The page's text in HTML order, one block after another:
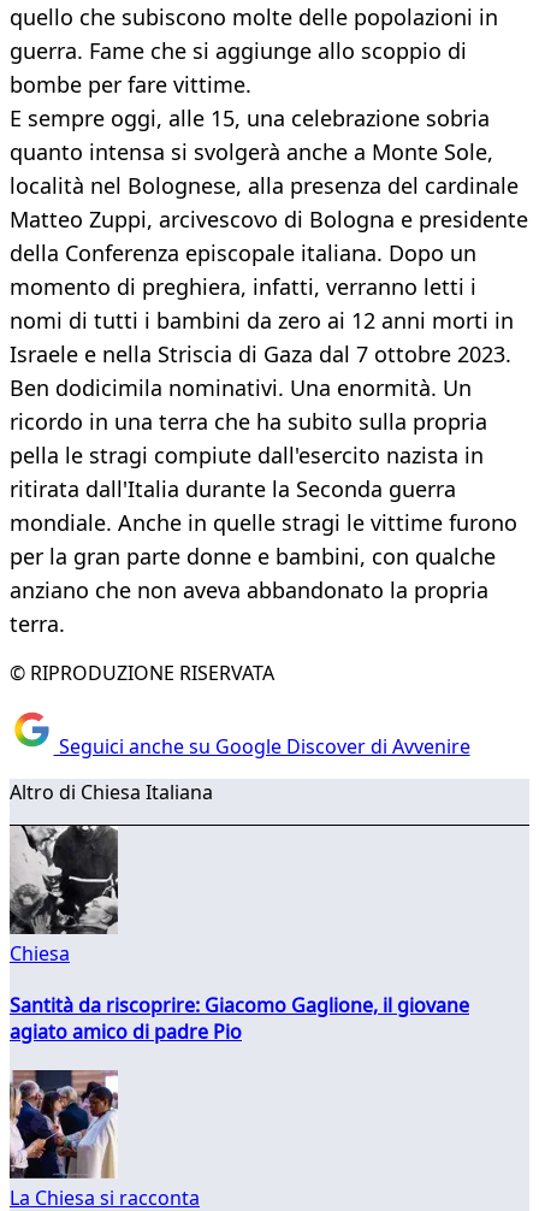
quello che subiscono molte delle popolazioni in
guerra. Fame che si aggiunge allo scoppio di
bombe per fare vittime.
E sempre oggi, alle 15, una celebrazione sobria
quanto intensa si svolgerà anche a Monte Sole,
località nel Bolognese, alla presenza del cardinale
Matteo Zuppi, arcivescovo di Bologna e presidente
della Conferenza episcopale italiana. Dopo un
momento di preghiera, infatti, verranno letti i
nomi di tutti i bambini da zero ai 12 anni morti in
Israele e nella Striscia di Gaza dal 7 ottobre 2023.
Ben dodicimila nominativi. Una enormità. Un
ricordo in una terra che ha subito sulla propria
pella le stragi compiute dall'esercito nazista in
ritirata dall'Italia durante la Seconda guerra
mondiale. Anche in quelle stragi le vittime furono
per la gran parte donne e bambini, con qualche
anziano che non aveva abbandonato la propria
terra.
© RIPRODUZIONE RISERVATA
Seguici anche su Google Discover di Avvenire
Altro di Chiesa Italiana
Chiesa
Santità da riscoprire: Giacomo Gaglione, il giovane
agiato amico di padre Pio
La Chiesa si racconta